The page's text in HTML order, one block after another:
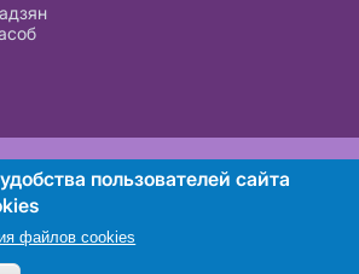
УНП 101007741пользователей сайта
файлов cookies